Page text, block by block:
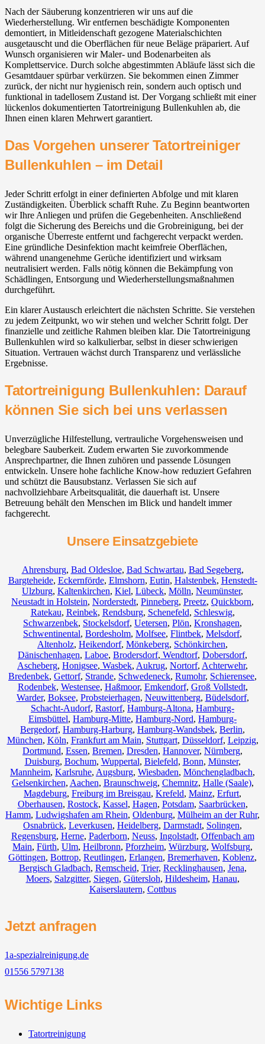
Nach der Säuberung konzentrieren wir uns auf die
Wiederherstellung. Wir entfernen beschädigte Komponenten
demontiert, in Mitleidenschaft gezogene Materialschichten
ausgetauscht und die Oberflächen für neue Beläge präpariert. Auf
Wunsch organisieren wir Maler- und Bodenarbeiten als
Komplettservice. Durch solche abgestimmten Abläufe lässt sich die
Gesamtdauer spürbar verkürzen. Sie bekommen einen Zimmer
zurück, der nicht nur hygienisch rein, sondern auch optisch und
funktional in tadellosem Zustand ist. Der Vorgang schließt mit einer
lückenlos dokumentierten Tatortreinigung Bullenkuhlen ab, die
Ihnen einen klaren Mehrwert garantiert.
Das Vorgehen unserer Tatortreiniger
Bullenkuhlen – im Detail
Jeder Schritt erfolgt in einer definierten Abfolge und mit klaren
Zuständigkeiten. Überblick schafft Ruhe. Zu Beginn beantworten
wir Ihre Anliegen und prüfen die Gegebenheiten. Anschließend
folgt die Sicherung des Bereichs und die Grobreinigung, bei der
organische Überreste entfernt und fachgerecht verpackt werden.
Eine gründliche Desinfektion macht keimfreie Oberflächen,
während unangenehme Gerüche identifiziert und wirksam
neutralisiert werden. Falls nötig können die Bekämpfung von
Schädlingen, Entsorgung und Wiederherstellungsmaßnahmen
durchgeführt.
Ein klarer Austausch erleichtert die nächsten Schritte. Sie verstehen
zu jedem Zeitpunkt, wo wir stehen und welcher Schritt folgt. Der
finanzielle und zeitliche Rahmen bleiben klar. Die Tatortreinigung
Bullenkuhlen wird so kalkulierbar, selbst in dieser schwierigen
Situation. Vertrauen wächst durch Transparenz und verlässliche
Ergebnisse.
Tatortreinigung Bullenkuhlen: Darauf
können Sie sich bei uns verlassen
Unverzügliche Hilfestellung, vertrauliche Vorgehensweisen und
belegbare Sauberkeit. Zudem erwarten Sie zuvorkommende
Ansprechpartner, die Ihnen zuhören und passende Lösungen
entwickeln. Unsere hohe fachliche Know-how reduziert Gefahren
und schützt die Bausubstanz. Verlassen Sie sich auf
nachvollziehbare Arbeitsqualität, die dauerhaft ist. Unsere
Betreuung behält den Menschen im Blick und handelt immer
fachgerecht.
Unsere Einsatzgebiete
Ahrensburg, Bad Oldesloe, Bad Schwartau, Bad Segeberg,
Bargteheide, Eckernförde, Elmshorn, Eutin, Halstenbek, Henstedt-
Ulzburg, Kaltenkirchen, Kiel, Lübeck, Mölln, Neumünster,
Neustadt in Holstein, Norderstedt, Pinneberg, Preetz, Quickborn,
Ratekau, Reinbek, Rendsburg, Schenefeld, Schleswig,
Schwarzenbek, Stockelsdorf, Uetersen, Plön, Kronshagen,
Schwentinental, Bordesholm, Molfsee, Flintbek, Melsdorf,
Altenholz, Heikendorf, Mönkeberg, Schönkirchen,
Dänischenhagen, Laboe, Brodersdorf, Wendtorf, Dobersdorf,
Ascheberg, Honigsee, Wasbek, Aukrug, Nortorf, Achterwehr,
Bredenbek, Gettorf, Strande, Schwedeneck, Rumohr, Schierensee,
Rodenbek, Westensee, Haßmoor, Emkendorf, Groß Vollstedt,
Warder, Boksee, Probsteierhagen, Neuwittenberg, Büdelsdorf,
Schacht-Audorf, Rastorf, Hamburg-Altona, Hamburg-
Eimsbüttel, Hamburg-Mitte, Hamburg-Nord, Hamburg-
Bergedorf, Hamburg-Harburg, Hamburg-Wandsbek, Berlin,
München, Köln, Frankfurt am Main, Stuttgart, Düsseldorf, Leipzig,
Dortmund, Essen, Bremen, Dresden, Hannover, Nürnberg,
Duisburg, Bochum, Wuppertal, Bielefeld, Bonn, Münster,
Mannheim, Karlsruhe, Augsburg, Wiesbaden, Mönchengladbach,
Gelsenkirchen, Aachen, Braunschweig, Chemnitz⁠, Halle (Saale),
Magdeburg, Freiburg im Breisgau, Krefeld, Mainz, Erfurt,
Oberhausen, Rostock, Kassel, Hagen, Potsdam, Saarbrücken,
Hamm, Ludwigshafen am Rhein, Oldenburg, Mülheim an der Ruhr,
Osnabrück, Leverkusen, Heidelberg, Darmstadt, Solingen,
Regensburg, Herne, Paderborn, Neuss, Ingolstadt, Offenbach am
Main, Fürth, Ulm, Heilbronn, Pforzheim, Würzburg, Wolfsburg,
Göttingen, Bottrop, Reutlingen, Erlangen, Bremerhaven, Koblenz,
Bergisch Gladbach, Remscheid, Trier, Recklinghausen, Jena,
Moers, Salzgitter, Siegen, Gütersloh, Hildesheim, Hanau,
Kaiserslautern, Cottbus
Jetzt anfragen
1a-spezialreinigung.de
01556 5797138
Wichtige Links
Tatortreinigung